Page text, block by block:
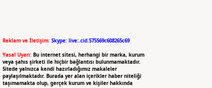
Reklam ve İletişim: Skype: live:.cid.575569c608265c69
Yasal Uyarı: Bu internet sitesi, herhangi bir marka, kurum
veya şahıs şirketi ile hiçbir bağlantısı bulunmamaktadır.
Sitede yalnızca kendi hazırladığımız makaleler
paylaşılmaktadır. Burada yer alan içerikler haber niteliği
taşımamakta olup, gerçek kurum ve kişiler hakkında